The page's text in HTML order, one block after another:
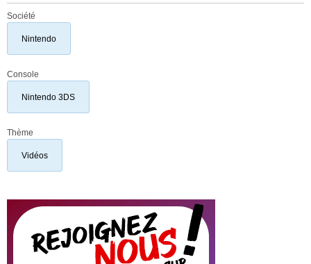
Société
Nintendo
Console
Nintendo 3DS
Thème
Vidéos